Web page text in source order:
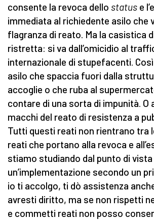
consente la revoca dello status e
immediata al richiedente asilo che
flagranza di reato. Ma la casistica
ristretta: si va dall’omicidio al
internazionale di stupefacenti.
asilo che spaccia fuori dalla
accoglie o che ruba al
contare di una sorta di impunità. O
macchi del reato di resistenza a
Tutti questi reati non rientrano tra
reati che portano alla revoca e
stiamo studiando dal punto di
un’implementazione secondo un
io ti accolgo, ti dò assistenza
avresti diritto, ma se non rispetti
e commetti reati non posso